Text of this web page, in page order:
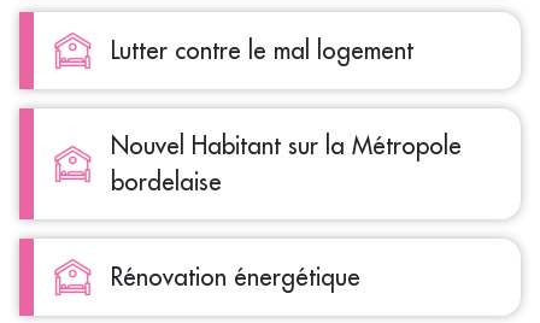
Lutter contre le mal logement
Nouvel Habitant sur la Métropole
bordelaise
Rénovation énergétique